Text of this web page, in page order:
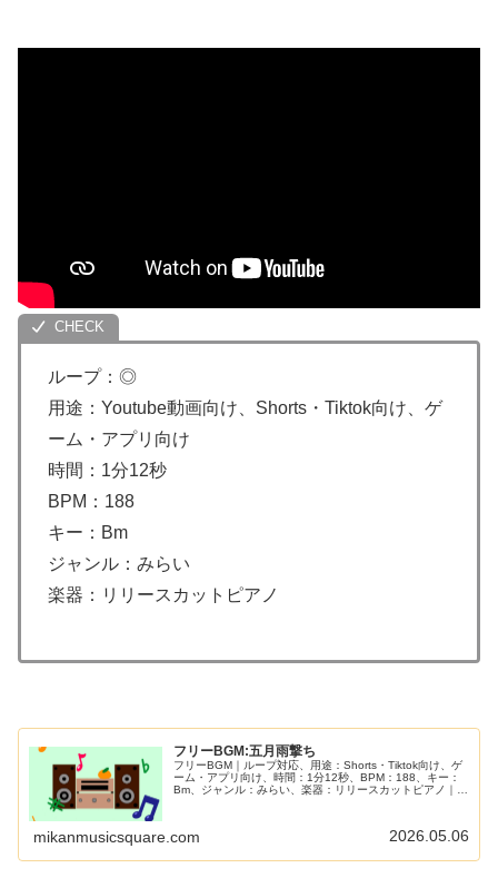
ループ：◎
用途：Youtube動画向け、Shorts・Tiktok向け、ゲ
ーム・アプリ向け
時間：1分12秒
BPM：188
キー：Bm
ジャンル：みらい
楽器：リリースカットピアノ
フリーBGM:五月雨撃ち
フリーBGM｜ループ対応、用途：Shorts・Tiktok向け、ゲ
ーム・アプリ向け、時間：1分12秒、BPM：188、キー：
Bm、ジャンル：みらい、楽器：リリースカットピアノ｜リ
mikanmusicsquare.com 2026.05.06